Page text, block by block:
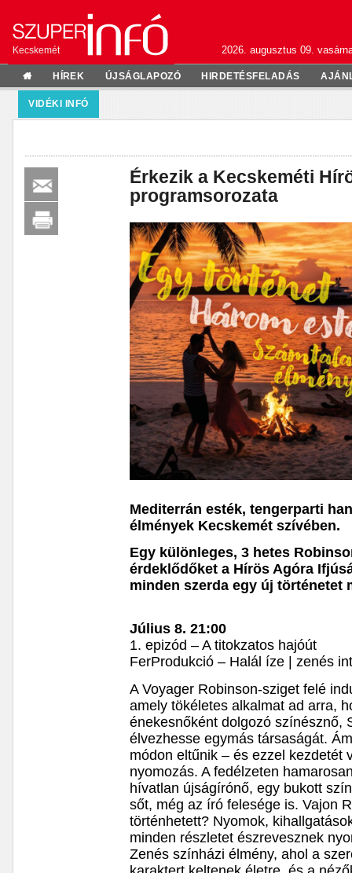
Kecskemét 2026. augusztus 09.
HÍREK ÚJSÁGLAPOZÓ HIRDETÉSFELADÁS
VIDÉKI INFÓ
Érkezik a Kecskeméti
programsorozata
Mediterrán esték, tengerparti
élmények Kecskemét szívében.
Egy különleges, 3 hetes
érdeklődőket a Hírös Agóra
minden szerda egy új történetet
Július 8. 21:00
1. epizód – A titokzatos hajóút
FerProdukció – Halál íze | zenés
A Voyager Robinson-sziget felé
amely tökéletes alkalmat ad arra,
énekesnőként dolgozó színésznő,
élvezhesse egymás társaságát.
módon eltűnik – és ezzel kezdetét
nyomozás. A fedélzeten
hívatlan újságírónő, egy bukott
sőt, még az író felesége is. Vajon
történhetett? Nyomok,
minden részletet észrevesznek
Zenés színházi élmény, ahol a